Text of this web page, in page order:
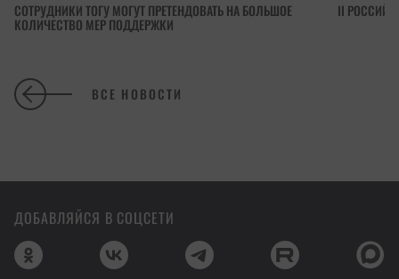
СОТРУДНИКИ ТОГУ МОГУТ ПРЕТЕНДОВАТЬ НА БОЛЬШОЕ
КОЛИЧЕСТВО МЕР ПОДДЕРЖКИ
II
ВСЕ НОВОСТИ
ДОБАВЛЯЙСЯ В СОЦСЕТИ